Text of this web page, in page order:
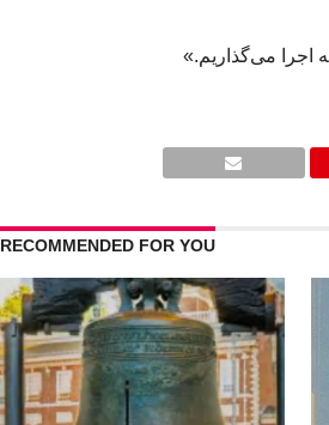
اجرا می‌گذاریم.»
RECOMMENDED FOR YOU